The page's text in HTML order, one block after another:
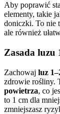
Aby poprawić
elementy, takie
doniczki. To nie
ale również
Zasada luzu
Zachowaj luz
zdrowie rośliny.
powietrza, co
to 1 cm dla
zmniejszasz